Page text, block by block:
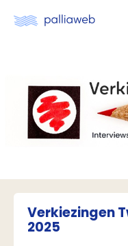
Verkiezingen
2025